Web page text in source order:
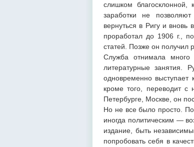
слишком
заработки не
вернуться в Ригу и вновь
проработал до 1906 г.,
статей. Позже он получил
Служба отнимала
литературные занятия.
одновременно выступает
кроме того, переводит с
Петербурге, Москве, он
Но не все было просто.
иногда политическим —
издание, быть
попробовать себя в